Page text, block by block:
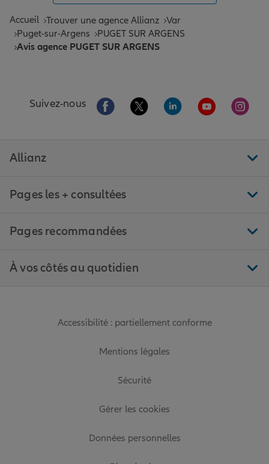
Accueil Trouver une agence Allianz Var
Puget-sur-Argens
PUGET SUR ARGENS
Avis agence PUGET SUR ARGENS
Suivez-nous Aller sur la page Facebook de Allianz
Aller sur la page Twitter de
Aller sur la page
Aller sur la
Aller
Allianz
Pages les + consultées
Pages recommandées
À vos côtés au quotidien
Accessibilité : partiellement conforme
Mentions légales
Sécurité
Gérer les cookies
Données personnelles